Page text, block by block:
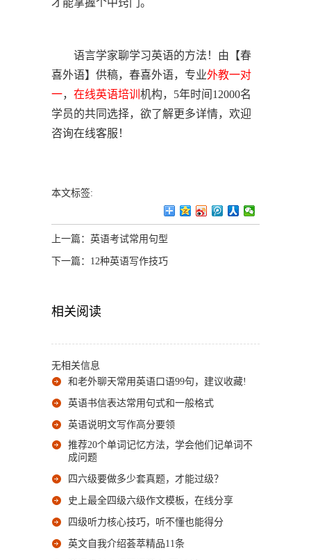
才能掌握个中窍门。
语言学家聊学习英语的方法！由【春
喜外语】供稿，春喜外语，专业外教一对
一， 在线英语培训 机构，5年时间12000名
学员的共同选择，欲了解更多详情，欢迎
咨询在线客服！
本文标签:
上一篇： 英语考试常用句型
下一篇： 12种英语写作技巧
相关阅读
无相关信息
和老外聊天常用英语口语99句，建议收藏!
英语书信表达常用句式和一般格式
英语说明文写作高分要领
推荐20个单词记忆方法，学会他们记单词不
成问题
四六级要做多少套真题，才能过级？
史上最全四级六级作文模板，在线分享
四级听力核心技巧，听不懂也能得分
英文自我介绍荟萃精品11条